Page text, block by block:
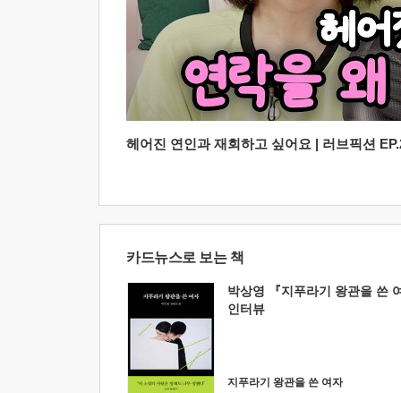
헤어진 연인과 재회하고 싶어요 | 러브픽션
카드뉴스로 보는 책
박상영 『지푸라기 왕관을 쓴
인터뷰
지푸라기 왕관을 쓴 여자